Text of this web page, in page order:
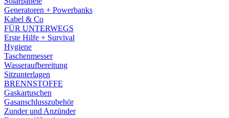
Generatoren + Powerbanks
Kabel & Co
FÜR UNTERWEGS
Erste Hilfe + Survival
Hygiene
Taschenmesser
Wasseraufbereitung
Sitzunterlagen
BRENNSTOFFE
Gaskartuschen
Gasanschlusszubehör
Zunder und Anzünder